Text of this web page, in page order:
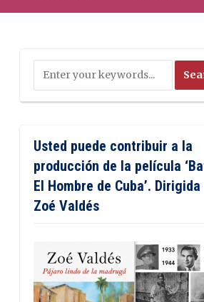
Usted puede contribuir a la
producción de la película
El Hombre de Cuba’.
Zoé Valdés